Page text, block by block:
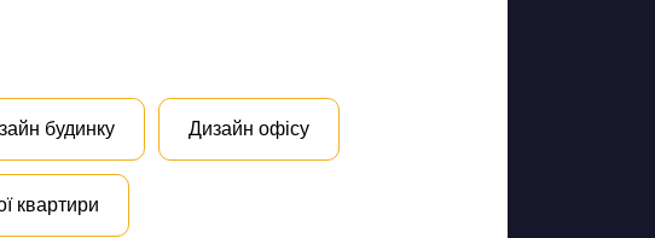
будинку Дизайн офісу
квартири